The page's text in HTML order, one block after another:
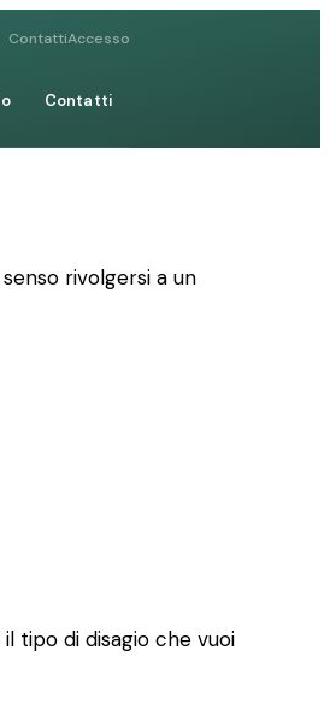
ContattiAccesso
Contatti
rivolgersi a un
tipo di disagio che vuoi